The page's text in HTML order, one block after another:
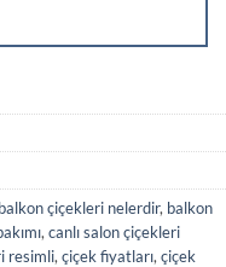
balkon çiçekleri nelerdir, balkon
, canlı salon çiçekleri
resimli, çiçek fiyatları, çiçek